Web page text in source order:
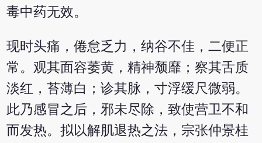
毒中药无效。
现时头痛，倦怠乏力，纳谷不佳，二便正
常。观其面容萎黄，精神颓靡；察其舌质
淡红，苔薄白；诊其脉，寸浮缓尺微弱。
此乃感冒之后，邪未尽除，致使营卫不和
而发热。拟以解肌退热之法，宗张仲景桂